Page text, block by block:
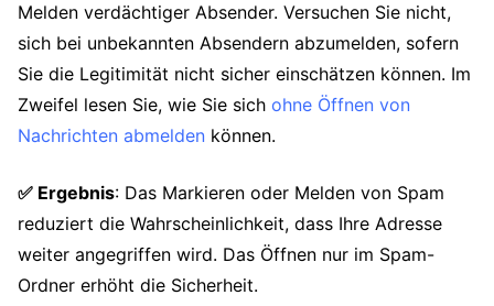
Melden verdächtiger Absender. Versuchen Sie nicht,
sich bei unbekannten Absendern abzumelden, sofern
Sie die Legitimität nicht sicher einschätzen können. Im
Zweifel lesen Sie, wie Sie sich ohne Öffnen von
Nachrichten abmelden können.
✅ Ergebnis: Das Markieren oder Melden von Spam
reduziert die Wahrscheinlichkeit, dass Ihre Adresse
weiter angegriffen wird. Das Öffnen nur im Spam-
Ordner erhöht die Sicherheit.